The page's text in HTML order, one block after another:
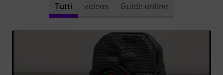
Tutti videos Guide online